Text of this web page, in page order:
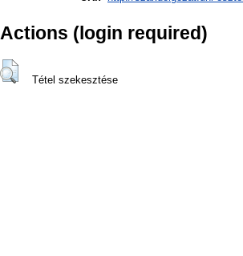
Actions (login required)
Tétel szekesztése